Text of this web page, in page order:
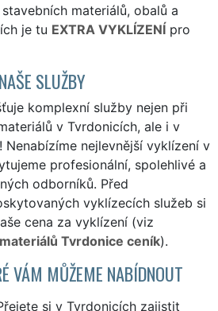
materiálů, obalů a
je tu EXTRA VYKLÍZENÍ pro
SLUŽBY
komplexní služby nejen při
v Tvrdonicích, ale i v
Nenabízíme nejlevnější vyklízení v
profesionální, spolehlivé a
odborníků. Před
vyklízecích služeb si
cena za vyklízení (viz
Tvrdonice ceník).
VÁM MŮŽEME NABÍDNOUT
si v Tvrdonicích zajistit